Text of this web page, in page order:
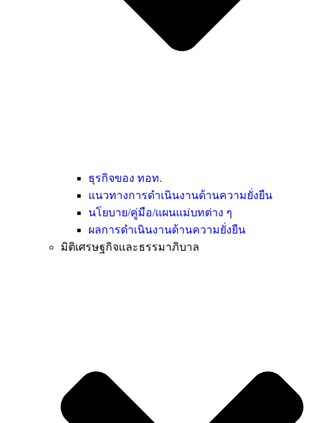
ธุรกิจของ ทอท.
แนวทางการดำเนินงานด้านความยั่งยืน
นโยบาย/คู่มือ/แผนแม่บทต่าง ๆ
ผลการดำเนินงานด้านความยั่งยืน
มิติเศรษฐกิจและธรรมาภิบาล